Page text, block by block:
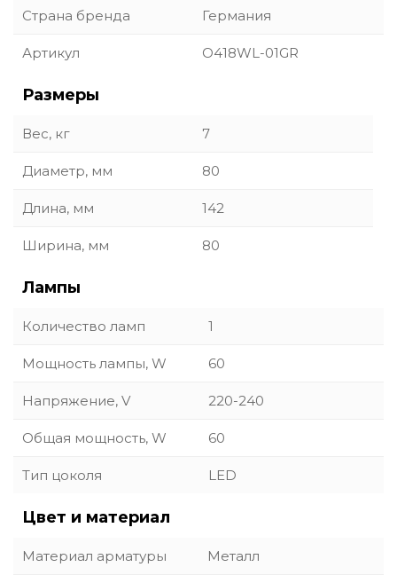
Страна бренда Германия
Артикул O418WL-01GR
Размеры
Вес, кг 7
Диаметр, мм 80
Длина, мм 142
Ширина, мм 80
Лампы
Количество ламп 1
Мощность лампы, W 60
Напряжение, V 220-240
Общая мощность, W 60
Тип цоколя LED
Цвет и материал
Материал арматуры Металл